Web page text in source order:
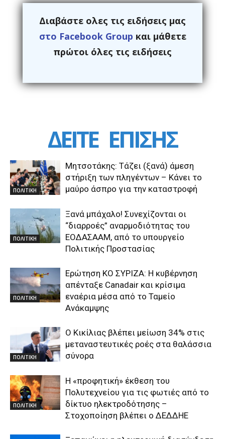
Διαβάστε ολες τις ειδήσεις μας
στο Facebook Group και μάθετε
πρώτοι όλες τις ειδήσεις
ΔΕΙΤΕ ΕΠΙΣΗΣ
ΠΟΛΙΤΙΚΗ
Μητσοτάκης: Τάζει (ξανά) άμεση
στήριξη των πληγέντων – Κάνει το
μαύρο άσπρο για την καταστροφή
ΠΟΛΙΤΙΚΗ
Ξανά μπάχαλο! Συνεχίζονται οι
“διαρροές” αναρμοδιότητας του
ΕΟΔΑΣΑΑΜ, από το υπουργείο
Πολιτικής Προστασίας
ΠΟΛΙΤΙΚΗ
Ερώτηση ΚΟ ΣΥΡΙΖΑ: Η κυβέρνηση
απένταξε Canadair και κρίσιμα
εναέρια μέσα από το Ταμείο
Ανάκαμψης
ΠΟΛΙΤΙΚΗ
O Κικίλιας βλέπει μείωση 34% στις
μεταναστευτικές ροές στα θαλάσσια
σύνορα
ΠΟΛΙΤΙΚΗ
Η «προφητική» έκθεση του
Πολυτεχνείου για τις φωτιές από το
δίκτυο ηλεκτροδότησης –
Στοχοποίηση βλέπει ο ΔΕΔΔΗΕ